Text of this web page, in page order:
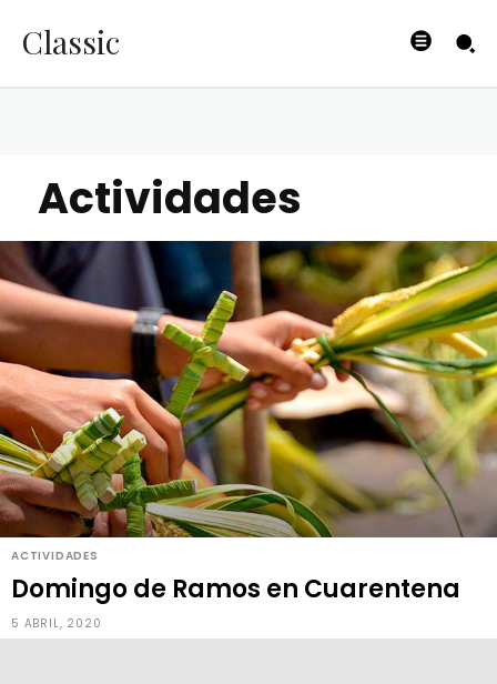
Classic
Actividades
ACTIVIDADES
Domingo de Ramos en Cuarentena
5 ABRIL, 2020